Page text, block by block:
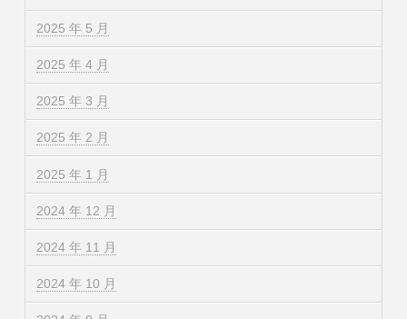
2025 年 5 月
2025 年 4 月
2025 年 3 月
2025 年 2 月
2025 年 1 月
2024 年 12 月
2024 年 11 月
2024 年 10 月